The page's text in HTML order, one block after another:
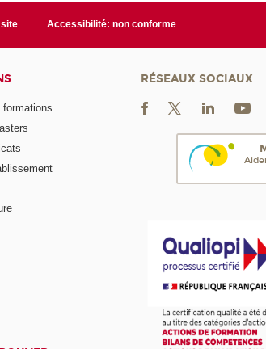
site Accessibilité: non conforme
formations
RÉSEAUX SOCIAUX